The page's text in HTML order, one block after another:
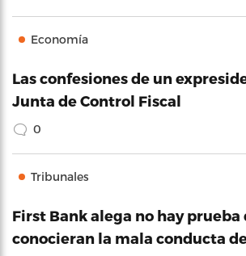
Economía
Las confesiones de un
Junta de Control Fiscal
0
Tribunales
First Bank alega no hay prueba
conocieran la mala conducta